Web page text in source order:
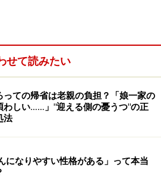
ジを知る手掛かりになる
あいまいで、一人で内省してみ
せて読みたい
っての帰省は老親の負担？「娘一家の
わしい……」"迎える側の憂うつ"の正
法
になりやすい性格がある」って本当